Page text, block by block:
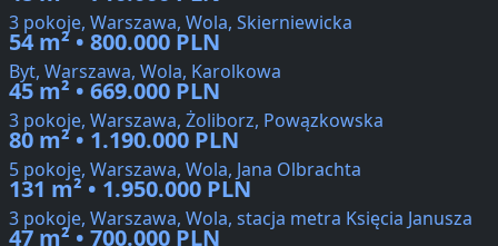
3 pokoje, Warszawa, Wola, Skierniewicka
54 m² • 800.000 PLN
Byt, Warszawa, Wola, Karolkowa
45 m² • 669.000 PLN
3 pokoje, Warszawa, Żoliborz, Powązkowska
80 m² • 1.190.000 PLN
5 pokoje, Warszawa, Wola, Jana Olbrachta
131 m² • 1.950.000 PLN
3 pokoje, Warszawa, Wola, stacja metra Księcia Janusza
47 m² • 700.000 PLN